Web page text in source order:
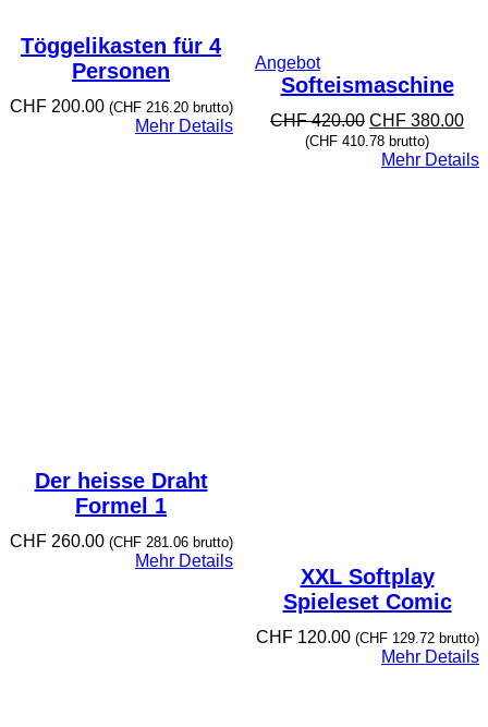
Töggelikasten für 4
Personen
CHF200.00 (CHF216.20brutto)
Mehr Details
AngebotProdukt
im
Angebot
Softeismaschine
CHF420.00 Ursprünglicher
Preis
war:
CHF 380.00
ist:
(CHF 410.78 brutto)
Mehr Details
Der heisse Draht
Formel 1
CHF260.00 (CHF281.06brutto)
Mehr Details
XXL Softplay
Spieleset Comic
CHF120.00 (CHF129.72brutto)
Mehr Details